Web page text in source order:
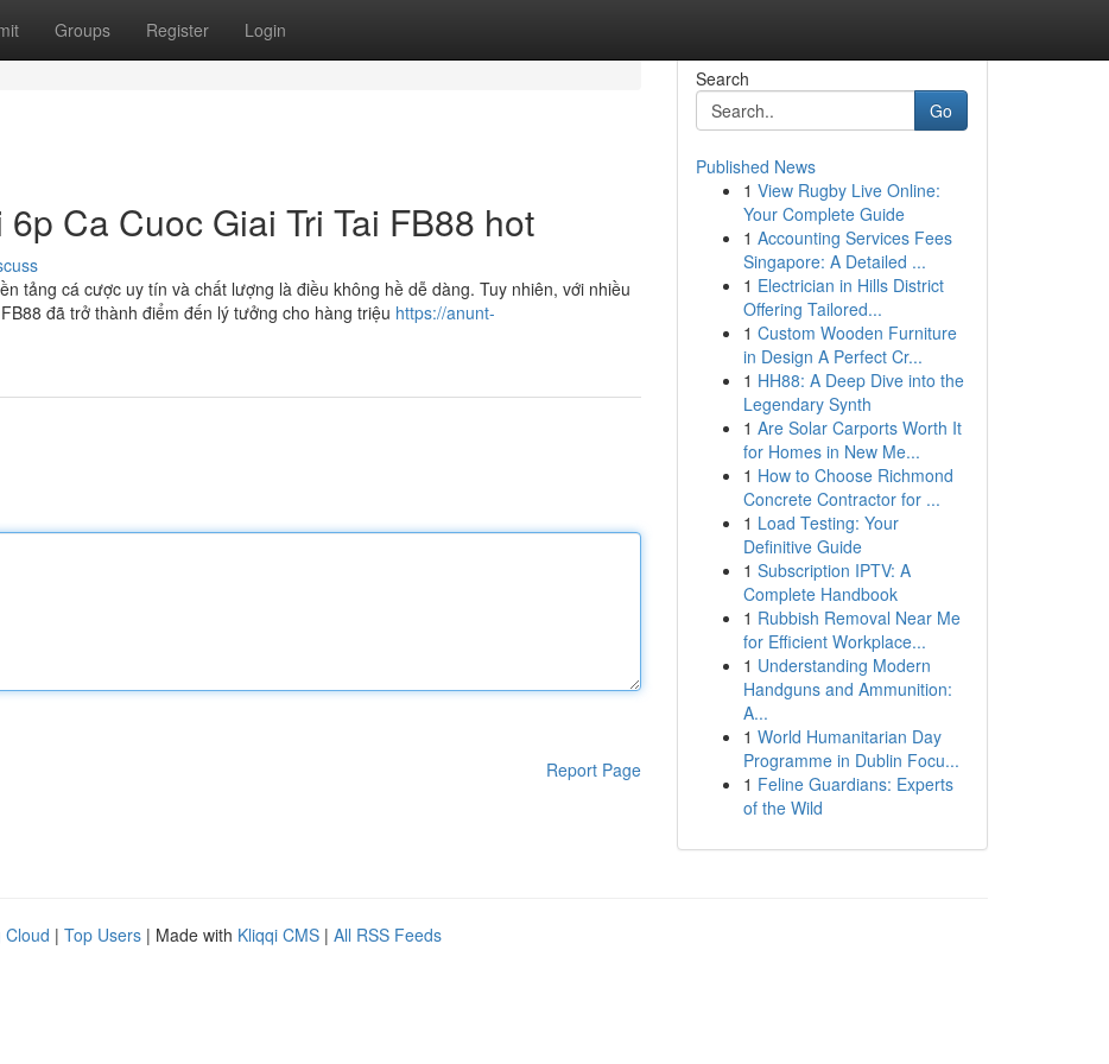
Groups Register Login
Ca Cuoc Giai Tri Tai FB88 hot
tảng cá cược uy tín và chất lượng là điều không hề dễ dàng. Tuy nhiên, với nhiều
đã trở thành điểm đến lý tưởng cho hàng triệu https://anunt-
Report Page
Search
Go
Published News
1 View Rugby Live Online:
Your Complete Guide
1 Accounting Services Fees
Singapore: A Detailed ...
1 Electrician in Hills District
Offering Tailored...
1 Custom Wooden Furniture
in Design A Perfect Cr...
1 HH88: A Deep Dive into the
Legendary Synth
1 Are Solar Carports Worth It
for Homes in New Me...
1 How to Choose Richmond
Concrete Contractor for ...
1 Load Testing: Your
Definitive Guide
1 Subscription IPTV: A
Complete Handbook
1 Rubbish Removal Near Me
for Efficient Workplace...
1 Understanding Modern
Handguns and Ammunition:
A...
1 World Humanitarian Day
Programme in Dublin Focu...
1 Feline Guardians: Experts
of the Wild
Cloud | Top Users | Made with Kliqqi CMS | All RSS Feeds